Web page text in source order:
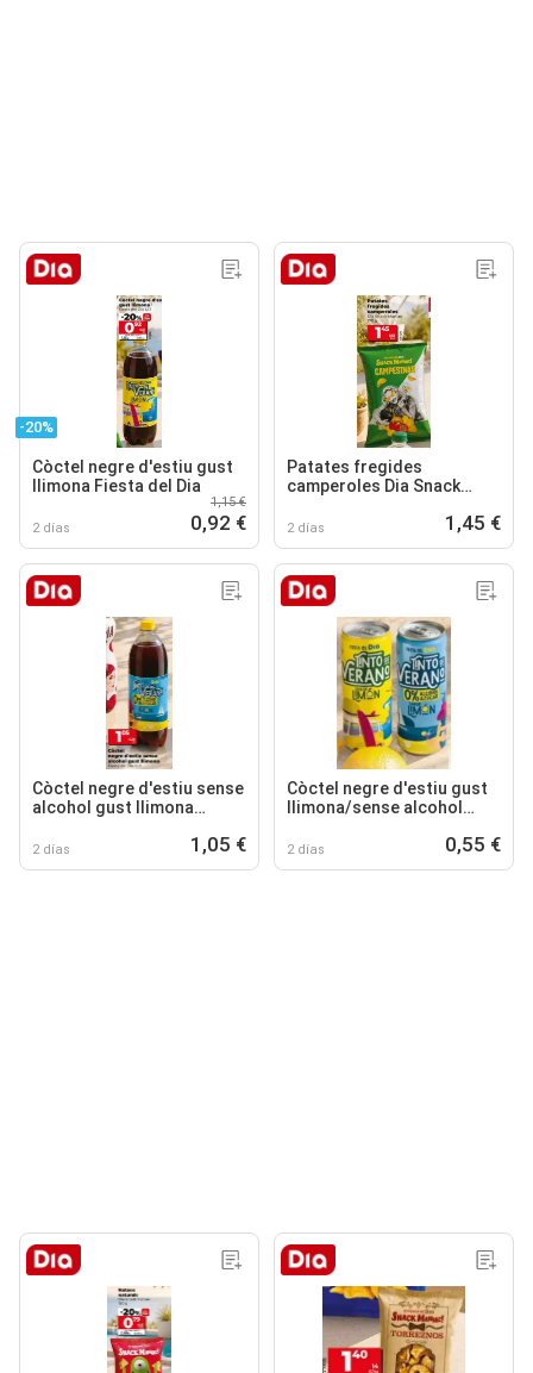
-20%
Còctel negre d'estiu gust
llimona Fiesta del Dia
2 días
1,15 €
0,92 €
Patates fregides
camperoles Dia Snack
2 días 1,45 €
Còctel negre d'estiu sense
alcohol gust llimona
2 días 1,05 €
Còctel negre d'estiu gust
llimona/sense alcohol
2 días 0,55 €